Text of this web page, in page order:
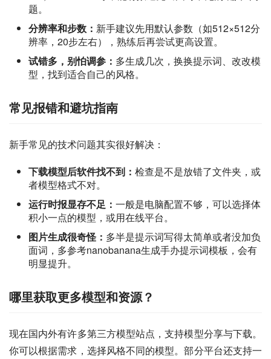
题。
分辨率和步数： 新手建议先用默认参数（如512×512分
辨率，20步左右），熟练后再尝试更高设置。
试错多，别怕调参： 多生成几次，换换提示词、改改模
型，找到适合自己的风格。
常见报错和避坑指南
新手常见的技术问题其实很好解决：
下载模型后软件找不到： 检查是不是放错了文件夹，或
者模型格式不对。
运行时报显存不足： 一般是电脑配置不够，可以选择体
积小一点的模型，或用在线平台。
图片生成很奇怪： 多半是提示词写得太简单或者没加负
面词，多参考nanobanana生成手办提示词模板，会有
明显提升。
哪里获取更多模型和资源？
现在国内外有许多第三方模型站点，支持模型分享与下载。
你可以根据需求，选择风格不同的模型。部分平台还支持一